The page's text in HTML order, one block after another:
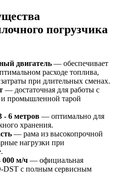
погрузчика
двигатель — обеспечивает
расходе топлива,
при длительных сменах.
— достаточная для работы с
промышленной тарой
- 6 метров — оптимально для
хранения.
— рама из высокопрочной
нагрузки при
000 м/ч — официальная
с полным сервисным